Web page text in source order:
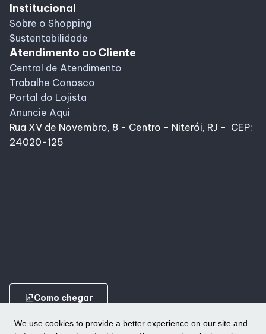
We use cookies to provide a better experience on our site and
Institucional
Sobre o Shopping
Sustentabilidade
Atendimento ao Cliente
Central de Atendimento
Trabalhe Conosco
Portal do Lojista
Anuncie Aqui
Rua XV de Novembro, 8 - Centro - Niterói, RJ - CEP:
24020-125
ungroupComo chegar